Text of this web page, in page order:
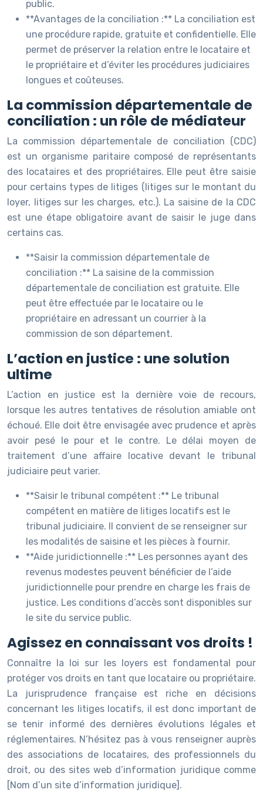
public.
**Avantages de la conciliation :** La conciliation est
une procédure rapide, gratuite et confidentielle. Elle
permet de préserver la relation entre le locataire et
le propriétaire et d’éviter les procédures judiciaires
longues et coûteuses.
La commission départementale de
conciliation : un rôle de médiateur
La commission départementale de conciliation (CDC)
est un organisme paritaire composé de représentants
des locataires et des propriétaires. Elle peut être saisie
pour certains types de litiges (litiges sur le montant du
loyer, litiges sur les charges, etc.). La saisine de la CDC
est une étape obligatoire avant de saisir le juge dans
certains cas.
**Saisir la commission départementale de
conciliation :** La saisine de la commission
départementale de conciliation est gratuite. Elle
peut être effectuée par le locataire ou le
propriétaire en adressant un courrier à la
commission de son département.
L’action en justice : une solution
ultime
L’action en justice est la dernière voie de recours,
lorsque les autres tentatives de résolution amiable ont
échoué. Elle doit être envisagée avec prudence et après
avoir pesé le pour et le contre. Le délai moyen de
traitement d’une affaire locative devant le tribunal
judiciaire peut varier.
**Saisir le tribunal compétent :** Le tribunal
compétent en matière de litiges locatifs est le
tribunal judiciaire. Il convient de se renseigner sur
les modalités de saisine et les pièces à fournir.
**Aide juridictionnelle :** Les personnes ayant des
revenus modestes peuvent bénéficier de l’aide
juridictionnelle pour prendre en charge les frais de
justice. Les conditions d’accès sont disponibles sur
le site du service public.
Agissez en connaissant vos droits !
Connaître la loi sur les loyers est fondamental pour
protéger vos droits en tant que locataire ou propriétaire.
La jurisprudence française est riche en décisions
concernant les litiges locatifs, il est donc important de
se tenir informé des dernières évolutions légales et
réglementaires. N’hésitez pas à vous renseigner auprès
des associations de locataires, des professionnels du
droit, ou des sites web d’information juridique comme
[Nom d’un site d’information juridique].